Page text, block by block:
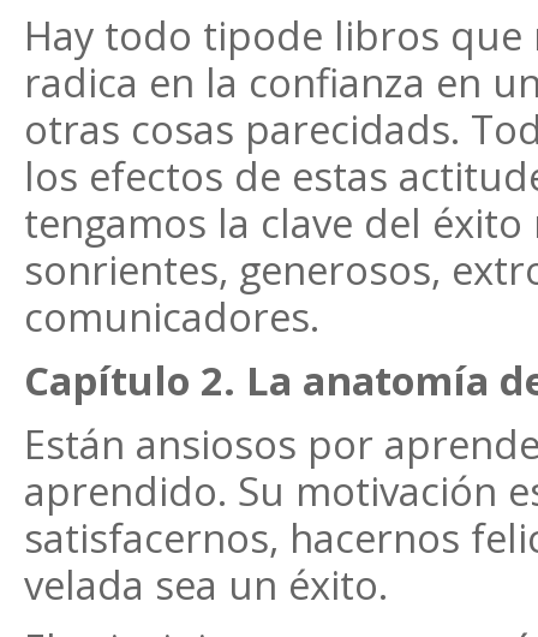
Hay todo tipode libros que
radica en la confianza en
otras cosas parecidads.
los efectos de estas
tengamos la clave del
sonrientes, generosos,
comunicadores.
Capítulo 2. La anatomía
Están ansiosos por
aprendido. Su motivación
satisfacernos, hacernos
velada sea un éxito.